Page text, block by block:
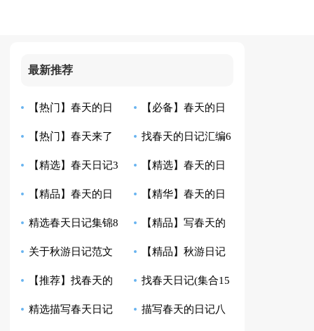
最新推荐
【热门】春天的日
记汇总9篇
【必备】春天的日
记模板汇编6篇
【热门】春天来了
日记集锦10篇
找春天的日记汇编6
篇
【精选】春天日记3
篇
【精选】春天的日
记范文8篇
【精品】春天的日
记汇总10篇
【精华】春天的日
记汇总4篇
精选春天日记集锦8
篇
【精品】写春天的
日记锦集6篇
关于秋游日记范文
七篇
【精品】秋游日记
模板合集6篇
【推荐】找春天的
日记范文合集七篇
找春天日记(集合15
篇)
精选描写春天日记 描写春天的日记八